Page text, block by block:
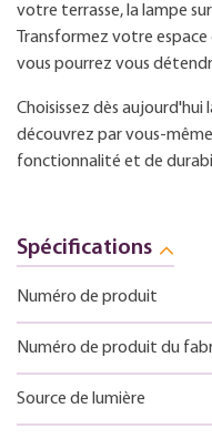
votre terrasse, la lampe
Transformez votre
vous pourrez vous
Choisissez dès
découvrez par vous-
fonctionnalité et de
Spécifications
Numéro de produit
Numéro de produit du
Source de lumière